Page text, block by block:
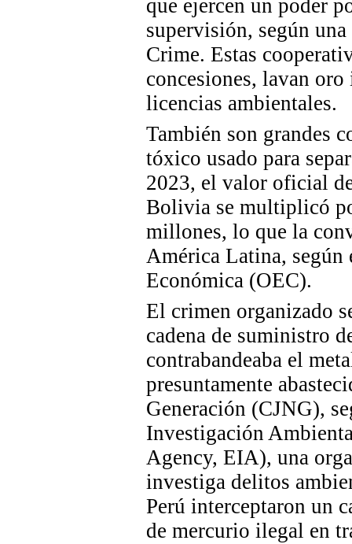
que ejercen un poder
supervisión, según
Crime. Estas
concesiones, lavan
licencias ambientales.
También son grandes
tóxico usado para
2023, el valor oficial
Bolivia se multiplicó
millones, lo que la
América Latina, según
Económica (OEC).
El crimen organizado
cadena de suministro
contrabandeaba el
presuntamente
Generación (CJNG),
Investigación
Agency, EIA), una
investiga delitos
Perú interceptaron un
de mercurio ilegal en